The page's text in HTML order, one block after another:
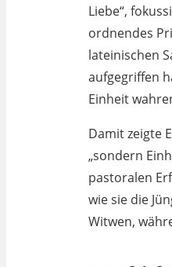
Liebe“,
ordnendes
lateinischen
aufgegriffen
Einheit
Damit zeigte
„sondern
pastoralen
wie sie die
Witwen,